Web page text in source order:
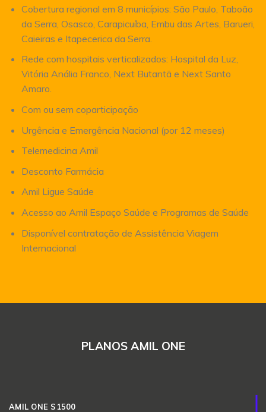
Cobertura regional em 8 municípios: São Paulo, Taboão
da Serra, Osasco, Carapicuíba, Embu das Artes, Barueri,
Caieiras e Itapecerica da Serra.
Rede com hospitais verticalizados: Hospital da Luz,
Vitória Anália Franco, Next Butantã e Next Santo
Amaro.
Com ou sem coparticipação
Urgência e Emergência Nacional (por 12 meses)
Telemedicina Amil
Desconto Farmácia
Amil Ligue Saúde
Acesso ao Amil Espaço Saúde e Programas de Saúde
Disponível contratação de Assistência Viagem
Internacional
PLANOS AMIL ONE
AMIL ONE S1500